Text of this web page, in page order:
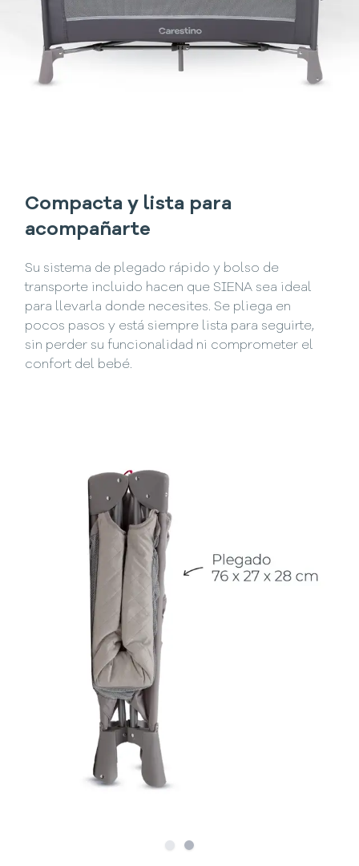
Compacta y lista para
acompañarte
Su sistema de plegado rápido y bolso de
transporte incluido hacen que SIENA sea ideal
para llevarla donde necesites. Se pliega en
pocos pasos y está siempre lista para seguirte,
sin perder su funcionalidad ni comprometer el
confort del bebé.
SlideSlide